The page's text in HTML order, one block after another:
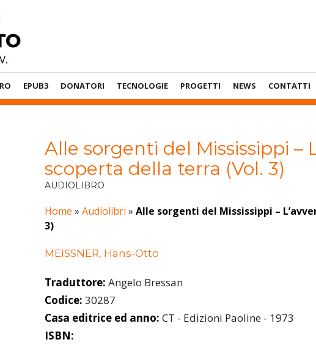
EPUB3 DONATORI TECNOLOGIE PROGETTI NEWS CONTATTI
Alle sorgenti del Mississippi –
scoperta della terra (Vol. 3)
AUDIOLIBRO
Home » Audiolibri » Alle sorgenti del Mississippi –
3)
MEISSNER, Hans-Otto
Traduttore: Angelo Bressan
Codice: 30287
Casa editrice ed anno: CT - Edizioni Paoline - 1973
ISBN: